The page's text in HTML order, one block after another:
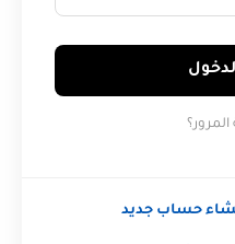
حساب جديد